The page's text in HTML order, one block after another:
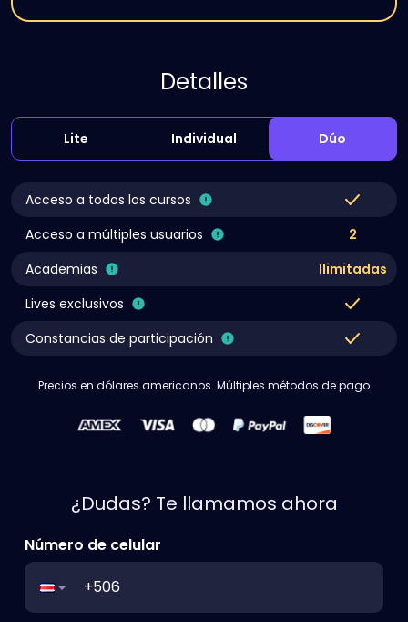
Detalles
Lite Individual Dúo
Acceso a todos los cursos
Acceso a múltiples usuarios
2
Academias
Ilimitadas
Lives exclusivos
Constancias de participación
Precios en dólares americanos. Múltiples métodos de pago
¿Dudas? Te llamamos ahora
Número de celular